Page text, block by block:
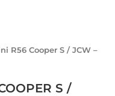
R56 Cooper S / JCW –
S /